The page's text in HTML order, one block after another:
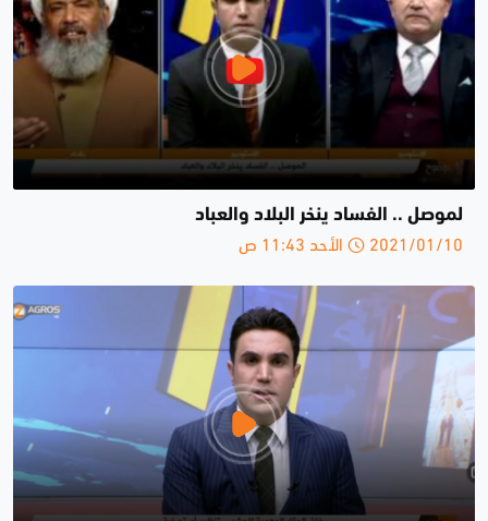
لموصل .. الفساد ينخر البلاد والعباد
2021/01/10 الأحد 11:43 ص